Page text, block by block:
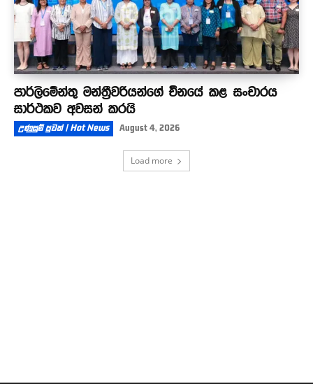
පාර්ලිමේන්තු මන්ත්‍රීවරියන්ගේ චීනයේ කළ සංචාරය
සාර්ථකව අවසන් කරයි
උණුසුම් පුවත් | Hot News August 4, 2026
Load more